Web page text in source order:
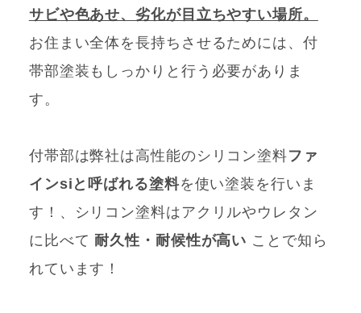
サビや色あせ、劣化が目立ちやすい場所。
お住まい全体を長持ちさせるためには、付
帯部塗装もしっかりと行う必要がありま
す。
付帯部は弊社は高性能のシリコン塗料ファ
インsiと呼ばれる塗料を使い塗装を行いま
す！、シリコン塗料はアクリルやウレタン
に比べて 耐久性・耐候性が高い ことで知ら
れています！